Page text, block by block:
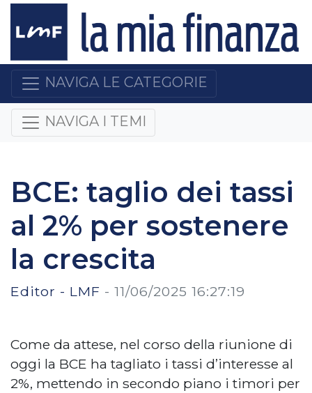
NAVIGA LE CATEGORIE
NAVIGA I TEMI
BCE: taglio dei tassi
al 2% per sostenere
la crescita
Editor - LMF - 11/06/2025 16:27:19
Come da attese, nel corso della riunione di
oggi la BCE ha tagliato i tassi d’interesse al
2%, mettendo in secondo piano i timori per